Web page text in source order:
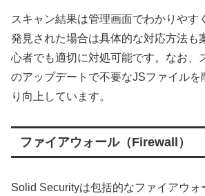
スキャン結果は管理画面でわかりやす
発見された場合は具体的な対応方法も
心者でも適切に対処可能です。なお、
のアップデートで不要なJSファイルを
り向上しています。
ファイアウォール（Firewall）
Solid Securityは包括的なファイアウォ